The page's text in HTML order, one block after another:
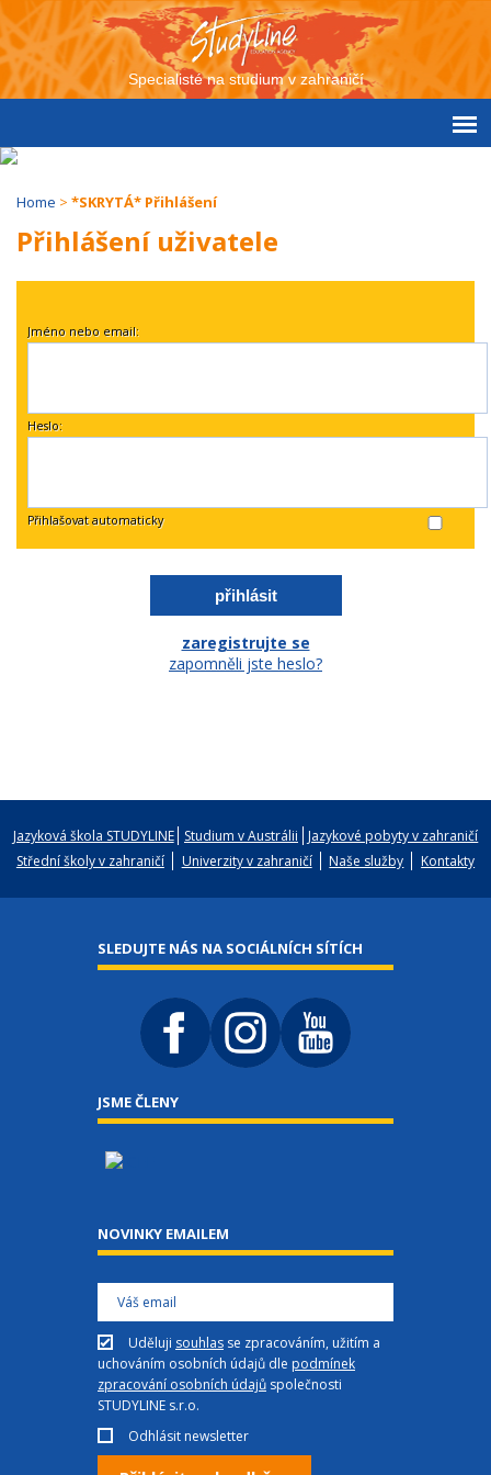
Specialisté na studium v zahraničí
Home > *SKRYTÁ* Přihlášení
Přihlášení uživatele
Jméno nebo email:
Heslo:
Přihlašovat automaticky
zaregistrujte se
zapomněli jste heslo?
Jazyková škola STUDYLINE Studium v Austrálii
Jazykové pobyty v zahraničí
Střední školy v zahraničí
Univerzity v zahraničí Naše služby Kontakty
SLEDUJTE NÁS NA SOCIÁLNÍCH SÍTÍCH
JSME ČLENY
NOVINKY EMAILEM
Uděluji souhlas se zpracováním, užitím a
uchováním osobních údajů dle podmínek
zpracování osobních údajů společnosti
STUDYLINE s.r.o.
Odhlásit newsletter